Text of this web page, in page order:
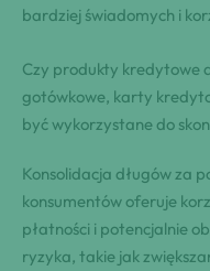
bardziej świadomych i
Czy produkty kredytowe
gotówkowe, karty
być wykorzystane do
Konsolidacja długów za
konsumentów oferuje
płatności i potencjalnie
ryzyka, takie jak